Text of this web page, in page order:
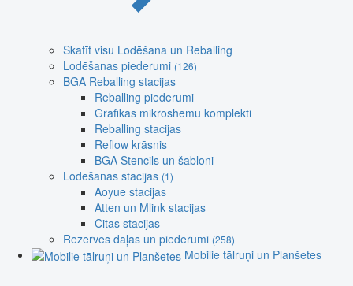
Skatīt visu Lodēšana un Reballing
Lodēšanas piederumi (126)
BGA Reballing stacijas
Reballing piederumi
Grafikas mikroshēmu komplekti
Reballing stacijas
Reflow krāsnis
BGA Stencils un šabloni
Lodēšanas stacijas (1)
Aoyue stacijas
Atten un Mlink stacijas
Citas stacijas
Rezerves daļas un piederumi (258)
Mobilie tālruņi un Planšetes